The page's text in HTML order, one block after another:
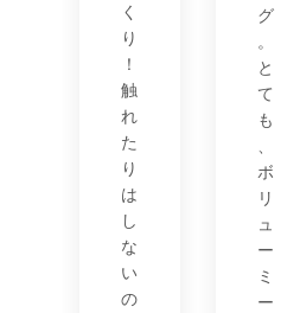
く
り
！
触
れ
た
り
は
し
な
い
の
グ
。
と
て
も
ボ
リ
ュ
ー
ミ
ー